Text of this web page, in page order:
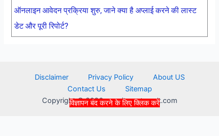
विज्ञापन बंद करने के लिए क्लिक करें
ऑनलाइन आवेदन प्रक्रिया शुरु, जाने क्या है अप्लाई करने की लास्ट
डेट और पूरी रिपोर्ट?
Disclaimer Privacy Policy
About US
Contact Us
Sitemap
Copyright © 2026 recruitmentresult.com